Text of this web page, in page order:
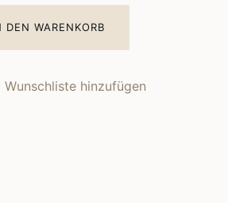
DEN WARENKORB
Wunschliste hinzufügen